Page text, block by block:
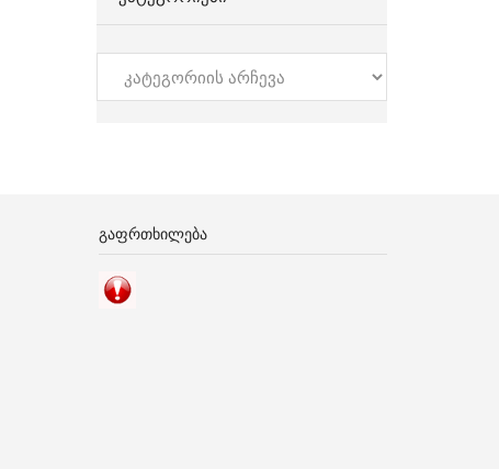
კატეგორიები
ᲒᲐᲤᲠᲗᲮᲘᲚᲔᲑᲐ